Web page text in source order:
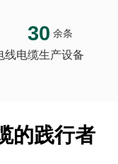
30 余条
线电缆生产设备
的践行者